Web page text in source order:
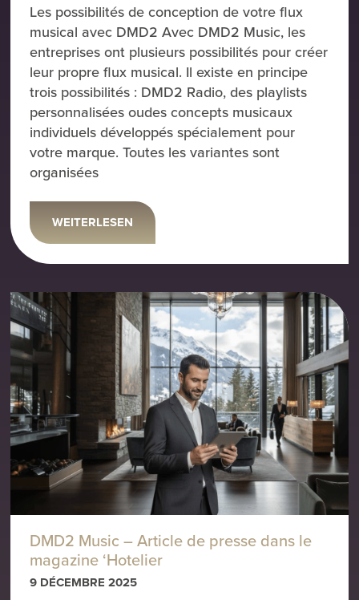
Les possibilités de conception de votre flux
musical avec DMD2 Avec DMD2 Music, les
entreprises ont plusieurs possibilités pour créer
leur propre flux musical. Il existe en principe
trois possibilités : DMD2 Radio, des playlists
personnalisées oudes concepts musicaux
individuels développés spécialement pour
votre marque. Toutes les variantes sont
organisées
WEITERLESEN
DMD2 Music – Article de presse dans le
magazine ‘Hotelier
9 DÉCEMBRE 2025